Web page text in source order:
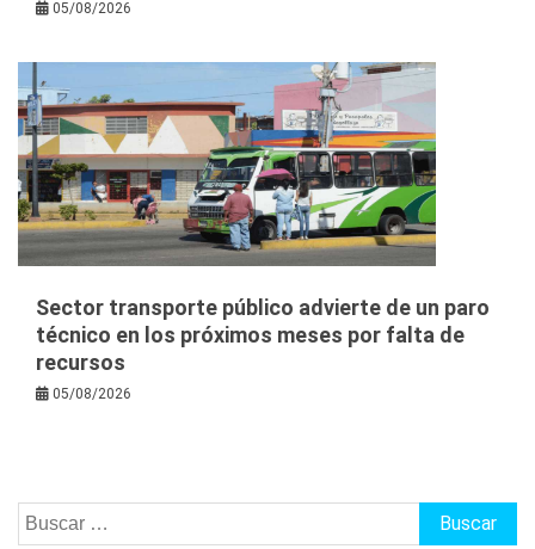
05/08/2026
Sector transporte público advierte de un paro
técnico en los próximos meses por falta de
recursos
05/08/2026
Buscar: